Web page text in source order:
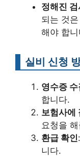
정해진
되는 것
해야 합니
실비 신청
영수증 수
합니다.
보험사에
요청을
환급 확인
니다.